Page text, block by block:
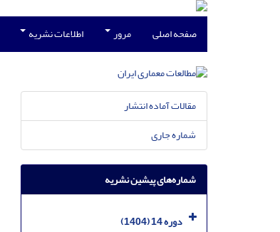
صفحه اصلی مرور اطلاعات نشریه
مقالات آماده انتشار
شماره جاری
شماره‌های پیشین نشریه
دوره 14 (1404)